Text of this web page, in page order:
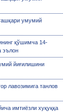
умумий
қўшимча 14-
эълон
йиғилишини
лавозимига танлов
имтиёзли хуқуққа